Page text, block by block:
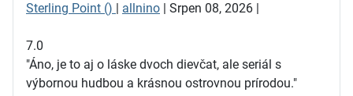
Sterling Point () | allnino | Srpen 08, 2026 |
7.0
"Áno, je to aj o láske dvoch dievčat, ale seriál s
výbornou hudbou a krásnou ostrovnou prírodou."